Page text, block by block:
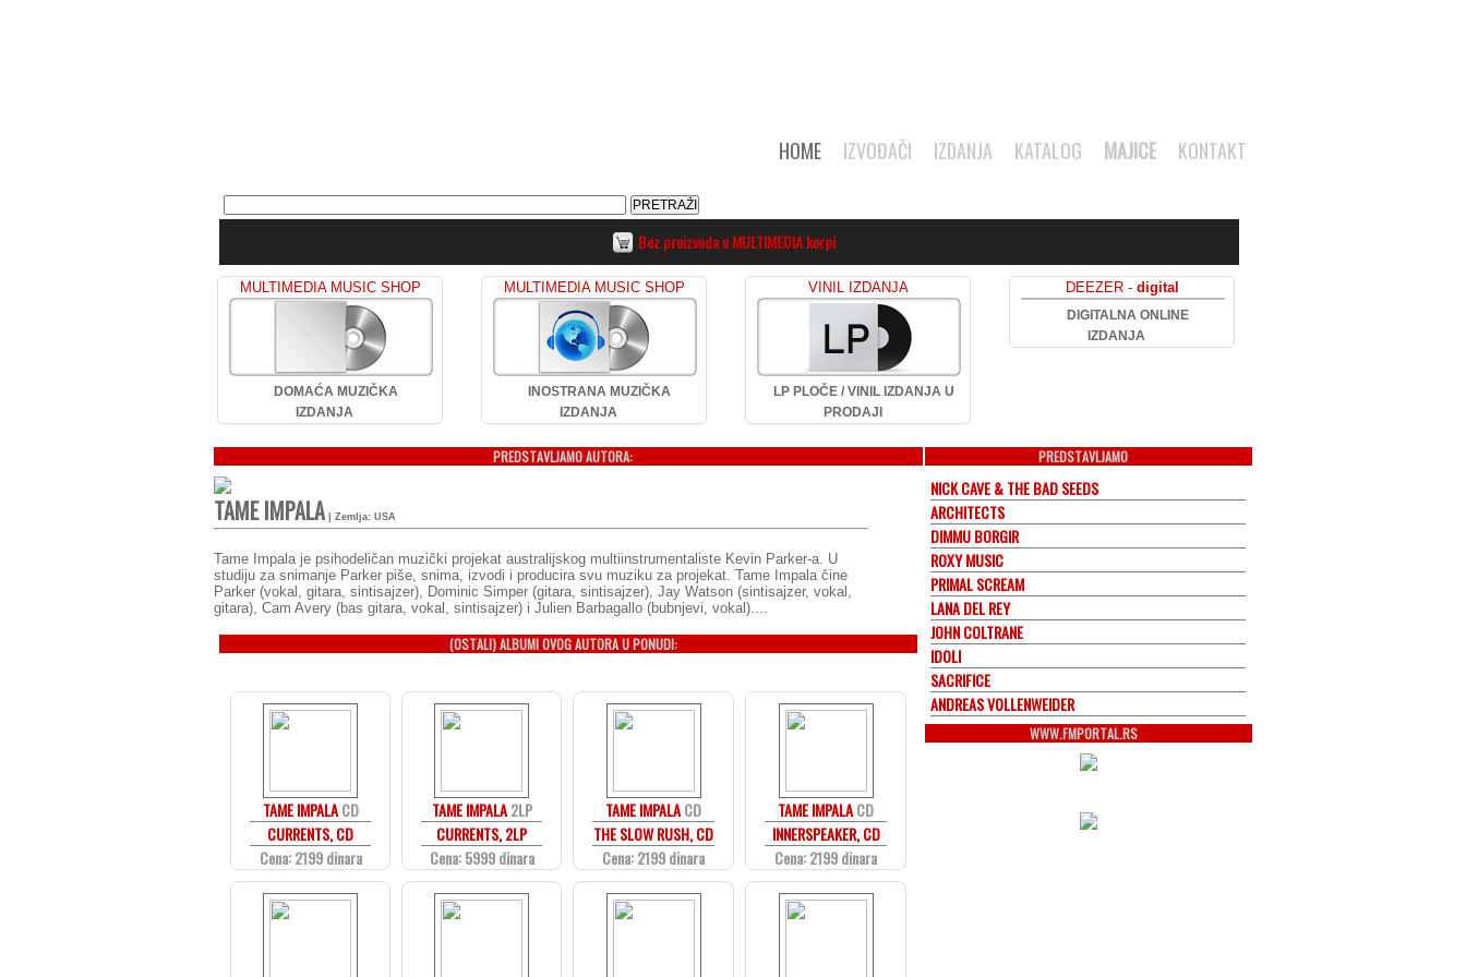
HOME IZVOĐAČI IZDANJA KATALOG MAJICE KONTAKT
Bez proizvoda u MULTIMEDIA korpi
MULTIMEDIA MUSIC SHOP
DOMAĆA MUZIČKA
IZDANJA
MULTIMEDIA MUSIC SHOP
INOSTRANA MUZIČKA
IZDANJA
VINIL IZDANJA
LP PLOČE / VINIL IZDANJA U
PRODAJI
DEEZER - digital
DIGITALNA ONLINE
IZDANJA
PREDSTAVLJAMO AUTORA:
TAME IMPALA| Zemlja: USA
Tame Impala je psihodeličan muzički projekat australijskog multiinstrumentaliste Kevin Parker-a. U
studiju za snimanje Parker piše, snima, izvodi i producira svu muziku za projekat. Tame Impala čine
Parker (vokal, gitara, sintisajzer), Dominic Simper (gitara, sintisajzer), Jay Watson (sintisajzer, vokal,
gitara), Cam Avery (bas gitara, vokal, sintisajzer) i Julien Barbagallo (bubnjevi, vokal)....
(OSTALI) ALBUMI OVOG AUTORA U PONUDI:
TAME IMPALACD
CURRENTS, CD
Cena: 2199 dinara
TAME IMPALA2LP
CURRENTS, 2LP
Cena: 5999 dinara
TAME IMPALACD
THE SLOW RUSH, CD
Cena: 2199 dinara
TAME IMPALACD
INNERSPEAKER, CD
Cena: 2199 dinara
PREDSTAVLJAMO
NICK CAVE & THE BAD SEEDS
ARCHITECTS
DIMMU BORGIR
ROXY MUSIC
PRIMAL SCREAM
LANA DEL REY
JOHN COLTRANE
IDOLI
SACRIFICE
ANDREAS VOLLENWEIDER
WWW.FMPORTAL.RS